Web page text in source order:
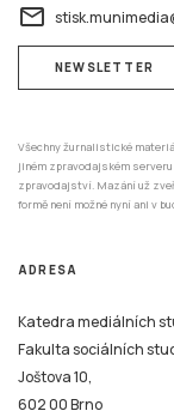
email
NEWSLETTER
Všechny žurnalistické
jiném zpravodajském
zpravodajství. Mazání už
formě není možné nyní ani v
ADRESA
Katedra mediálních
Fakulta sociálních
Joštova 10,
602 00 Brno